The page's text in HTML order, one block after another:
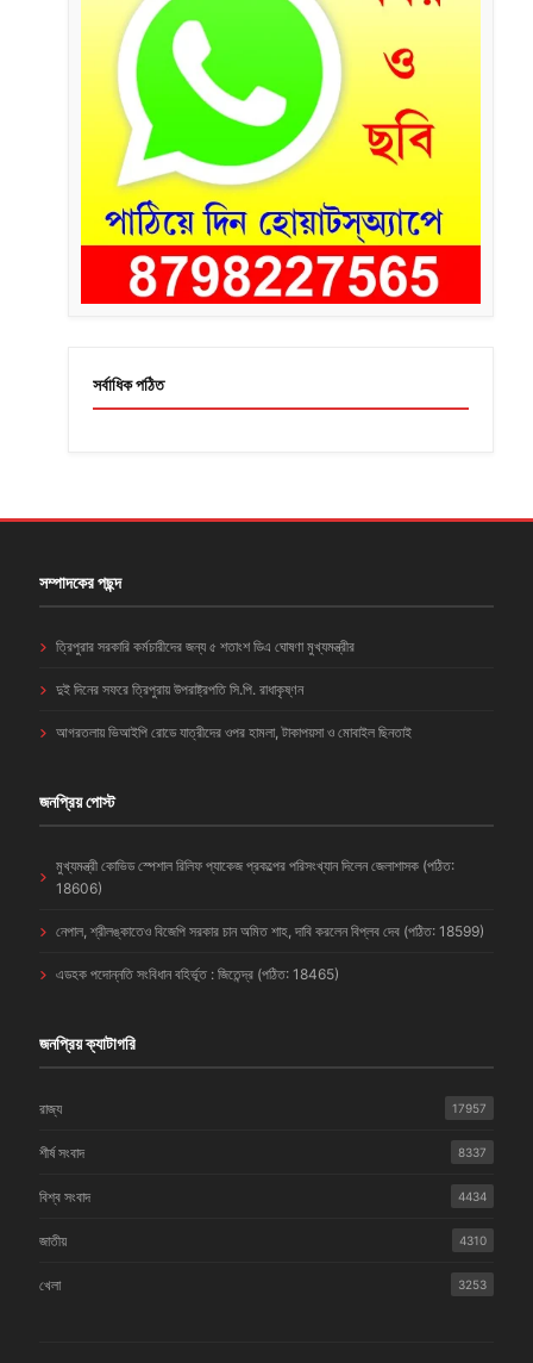
সর্বাধিক পঠিত
সম্পাদকের পছন্দ
ত্রিপুরার সরকারি কর্মচারীদের জন্য ৫ শতাংশ ডিএ ঘোষণা মুখ্যমন্ত্রীর
দুই দিনের সফরে ত্রিপুরায় উপরাষ্ট্রপতি সি.পি. রাধাকৃষ্ণন
আগরতলায় ভিআইপি রোডে যাত্রীদের ওপর হামলা, টাকাপয়সা ও মোবাইল ছিনতাই
জনপ্রিয় পোস্ট
মুখ্যমন্ত্রী কোভিড স্পেশাল রিলিফ প্যাকেজ প্রকল্পের পরিসংখ্যান দিলেন জেলাশাসক (পঠিত:
18606)
নেপাল, শ্রীলঙ্কাতেও বিজেপি সরকার চান অমিত শাহ, দাবি করলেন বিপ্লব দেব (পঠিত: 18599)
এডহক পদোন্নতি সংবিধান বহির্ভূত : জিতেন্দ্র (পঠিত: 18465)
জনপ্রিয় ক্যাটাগরি
রাজ্য 17957
শীর্ষ সংবাদ 8337
বিশ্ব সংবাদ 4434
জাতীয় 4310
খেলা 3253